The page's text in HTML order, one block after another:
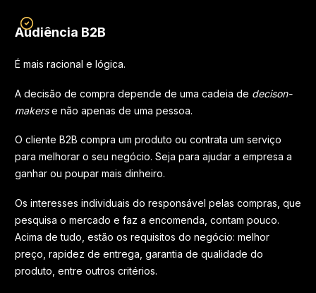
Audiência B2B
É mais racional e lógica.
A decisão de compra depende de uma cadeia de decison-
makerse não apenas de uma pessoa.
O cliente B2B compra um produto ou contrata um serviço
para melhorar o seu negócio. Seja para ajudar a empresa a
ganhar ou poupar mais dinheiro.
Os interesses individuais do responsável pelas compras, que
pesquisa o mercado e faz a encomenda, contam pouco.
Acima de tudo, estão os requisitos do negócio: melhor
preço, rapidez de entrega, garantia de qualidade do
produto, entre outros critérios.